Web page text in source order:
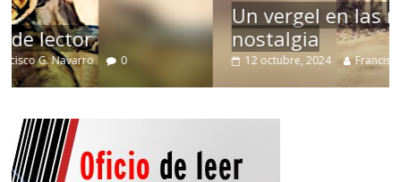
Un vergel en las nieblas de la
nostalgia
12 octubre, 2024 Francisco G. Navarro 0